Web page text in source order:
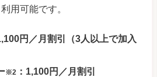
用可能です。
円／月割引（3人以上で加入
※2 ：1,100円／月割引